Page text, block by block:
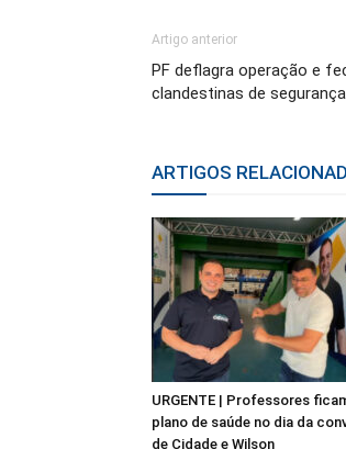
Artigo anterior
PF deflagra operação e
clandestinas de
ARTIGOS
URGENTE | Professores
plano de saúde no dia da
de Cidade e Wilson